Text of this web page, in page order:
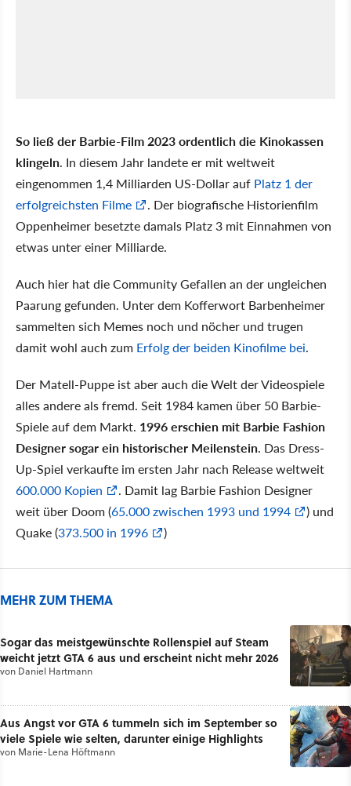
So ließ der Barbie-Film 2023 ordentlich die Kinokassen
klingeln. In diesem Jahr landete er mit weltweit
eingenommen 1,4 Milliarden US-Dollar auf Platz 1 der
erfolgreichsten Filme
. Der biografische Historienfilm
Oppenheimer besetzte damals Platz 3 mit Einnahmen von
etwas unter einer Milliarde.
Auch hier hat die Community Gefallen an der ungleichen
Paarung gefunden. Unter dem Kofferwort Barbenheimer
sammelten sich Memes noch und nöcher und trugen
damit wohl auch zum Erfolg der beiden Kinofilme bei.
Der Matell-Puppe ist aber auch die Welt der Videospiele
alles andere als fremd. Seit 1984 kamen über 50 Barbie-
Spiele auf dem Markt. 1996 erschien mit Barbie Fashion
Designer sogar ein historischer Meilenstein. Das Dress-
Up-Spiel verkaufte im ersten Jahr nach Release weltweit
600.000 Kopien
. Damit lag Barbie Fashion Designer
weit über Doom (65.000 zwischen 1993 und 1994
) und
Quake (373.500 in 1996 )
MEHR ZUM THEMA
Sogar das meistgewünschte Rollenspiel auf Steam
weicht jetzt GTA 6 aus und erscheint nicht mehr 2026
von Daniel Hartmann
Aus Angst vor GTA 6 tummeln sich im September so
viele Spiele wie selten, darunter einige Highlights
von Marie-Lena Höftmann